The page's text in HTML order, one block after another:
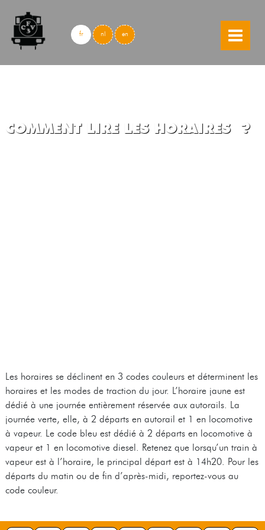
skip to content
fr nl en
COMMENT LIRE LES HORAIRES ?
Les horaires se déclinent en 3 codes couleurs et déterminent les
horaires et les modes de traction du jour. L’horaire jaune est
dédié à une journée entièrement réservée aux autorails. La
journée verte, elle, à 2 départs en autorail et 1 en locomotive
à vapeur. Le code bleu est dédié à 2 départs en locomotive à
vapeur et 1 en locomotive diesel. Retenez que lorsqu’un train à
vapeur est à l’horaire, le principal départ est à 14h20. Pour les
départs du matin ou de fin d’après-midi, reportez-vous au
code couleur.